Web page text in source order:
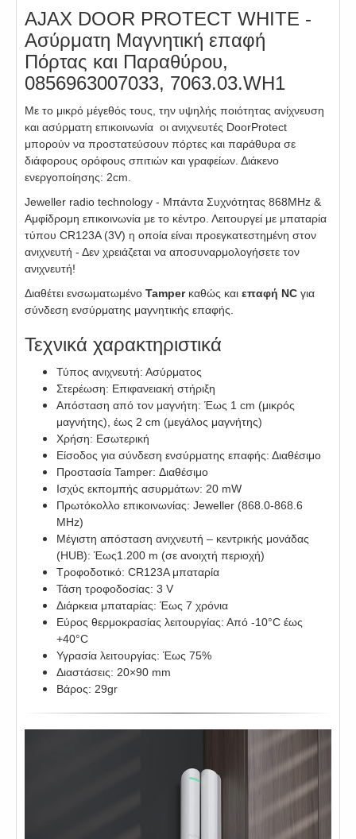
AJAX DOOR PROTECT WHITE -
Ασύρματη Μαγνητική επαφή
Πόρτας και Παραθύρου,
0856963007033, 7063.03.WH1
Με το μικρό μέγεθός τους, την υψηλής ποιότητας ανίχνευση
και ασύρματη επικοινωνία οι ανιχνευτές DoorProtect
μπορούν να προστατεύσουν πόρτες και παράθυρα σε
διάφορους ορόφους σπιτιών και γραφείων. Διάκενο
ενεργοποίησης: 2cm.
Jeweller radio technology - Μπάντα Συχνότητας 868MHz &
Αμφίδρομη επικοινωνία με το κέντρο. Λειτουργεί με μπαταρία
τύπου CR123A (3V) η οποία είναι προεγκατεστημένη στον
ανιχνευτή - Δεν χρειάζεται να αποσυναρμολογήσετε τον
ανιχνευτή!
Διαθέτει ενσωματωμένο Tamper καθώς και επαφή NC για
σύνδεση ενσύρματης μαγνητικής επαφής.
Τεχνικά χαρακτηριστικά
Τύπος ανιχνευτή: Ασύρματος
Στερέωση: Επιφανειακή στήριξη
Απόσταση από τον μαγνήτη: Έως 1 cm (μικρός
μαγνήτης), έως 2 cm (μεγάλος μαγνήτης)
Χρήση: Εσωτερική
Είσοδος για σύνδεση ενσύρματης επαφής: Διαθέσιμο
Προστασία Tamper: Διαθέσιμο
Ισχύς εκπομπής ασυρμάτων: 20 mW
Πρωτόκολλο επικοινωνίας: Jeweller (868.0-868.6
MHz)
Μέγιστη απόσταση ανιχνευτή – κεντρικής μονάδας
(HUB): Έως1.200 m (σε ανοιχτή περιοχή)
Τροφοδοτικό: CR123A μπαταρία
Τάση τροφοδοσίας: 3 V
Διάρκεια μπαταρίας: Έως 7 χρόνια
Εύρος θερμοκρασίας λειτουργίας: Από -10°C έως
+40°C
Υγρασία λειτουργίας: Έως 75%
Διαστάσεις: 20×90 mm
Βάρος: 29gr